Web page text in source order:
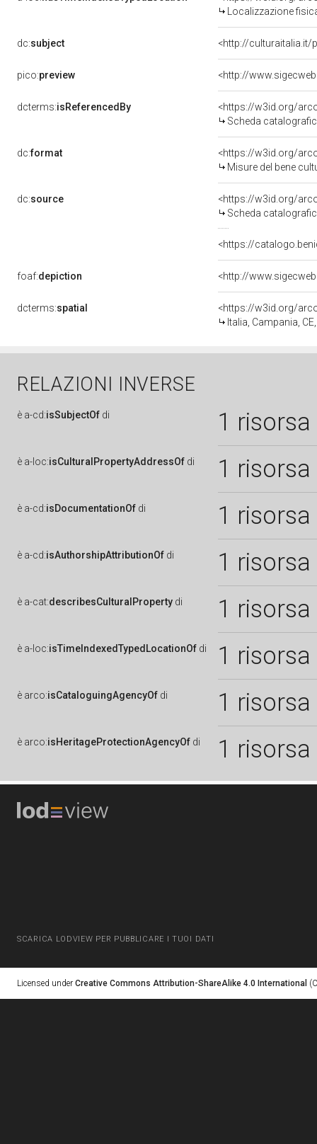
Localizzazione
dc:subject <http://culturaitalia.it/
pico:preview
dcterms:isReferencedBy
<https://w3id.org/
Scheda
dc:format
<https://w3id.org/
Misure del bene
dc:source
<https://w3id.org/
Scheda
<https://
foaf:depiction
dcterms:spatial
<https://w3id.org/
Italia, Campania,
RELAZIONI INVERSE
è a-cd:isSubjectOf di 1 risorsa
è a-loc:isCulturalPropertyAddressOf di 1 risorsa
è a-cd:isDocumentationOf di 1 risorsa
è a-cd:isAuthorshipAttributionOf di 1 risorsa
è a-cat:describesCulturalProperty di 1 risorsa
è a-loc:isTimeIndexedTypedLocationOf di 1 risorsa
è arco:isCataloguingAgencyOf di 1 risorsa
è arco:isHeritageProtectionAgencyOf di 1 risorsa
SCARICA LODVIEW PER PUBBLICARE I TUOI DATI
Licensed under Creative Commons Attribution-ShareAlike 4.0 International